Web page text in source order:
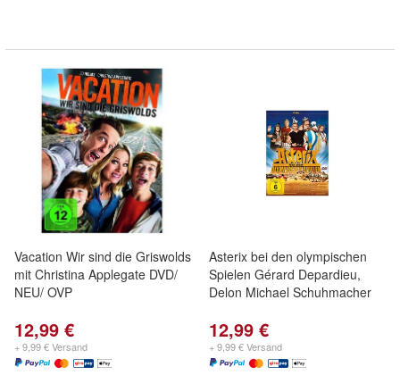
Vacation Wir sind die Griswolds
mit Christina Applegate DVD/
NEU/ OVP
12,99 €
+ 9,99 € Versand
Asterix bei den olympischen
Spielen Gérard Depardieu,
Delon Michael Schuhmacher
12,99 €
+ 9,99 € Versand